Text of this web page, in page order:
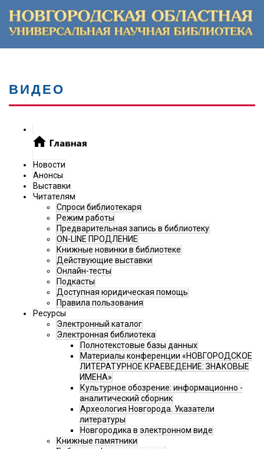
ВИДЕО
Новости
Анонсы
Выставки
Читателям
Спроси библиотекаря
Режим работы
Предварительная запись в библиотеку
ON-LINE ПРОДЛЕНИЕ
Книжные новинки в библиотеке
Действующие выставки
Онлайн-тесты
Подкасты
Доступная юридическая помощь
Правила пользования
Ресурсы
Электронный каталог
Электронная библиотека
Полнотекстовые базы данных
Материалы конференции «НОВГОРОДСКОЕ
ЛИТЕРАТУРНОЕ КРАЕВЕДЕНИЕ: ЗНАКОВЫЕ
ИМЕНА»
Культурное обозрение: информационно -
аналитический сборник
Археология Новгорода. Указатели
литературы
Новгородика в электронном виде
Книжные памятники